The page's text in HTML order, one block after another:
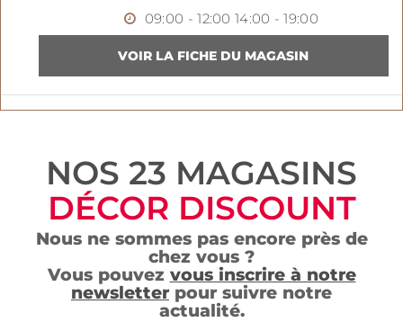
09:00 - 12:00 14:00 - 19:00
NOS 23 MAGASINS
DÉCOR DISCOUNT
Nous ne sommes pas encore près de
chez vous ?
Vous pouvez vous inscrire à notre
newsletter pour suivre notre
actualité.